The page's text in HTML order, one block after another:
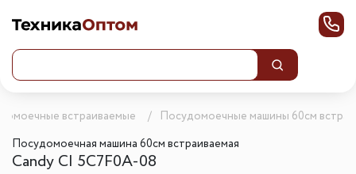
встраиваемые
Посудомоечные машины 60см
Посудомоечная машина 60см встраиваемая
Candy CI 5C7F0A-08